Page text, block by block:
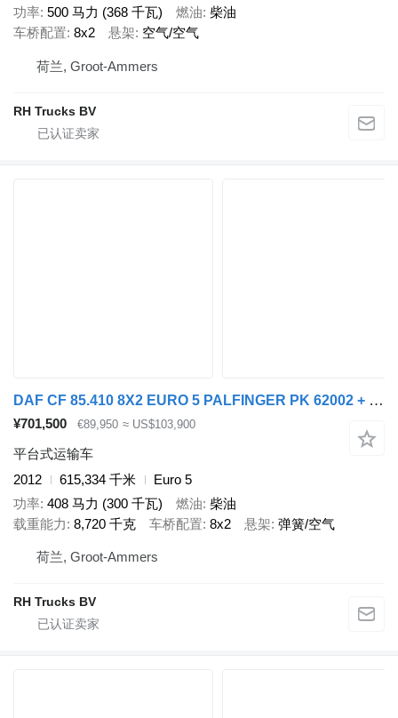
功率 500 马力 (368 千瓦) 燃油 柴油
车桥配置 8x2 悬架 空气/空气
荷兰, Groot-Ammers
RH Trucks BV
DAF CF 85.410 8X2 EURO 5 PALFINGER PK 62002 + REMOTE CONTROL
¥701,500 €89,950 ≈ US$103,900
平台式运输车
2012
615,334 千米
Euro 5
功率 408 马力 (300 千瓦) 燃油 柴油
载重能力 8,720 千克 车桥配置 8x2 悬架 弹簧/空气
荷兰, Groot-Ammers
RH Trucks BV